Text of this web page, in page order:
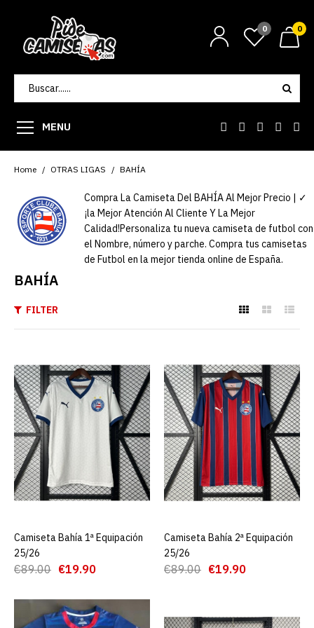
0 0
MENU
Home OTRAS LIGAS BAHÍA
Compra La Camiseta Del BAHÍA Al Mejor Precio | ✓
¡la Mejor Atención Al Cliente Y La Mejor
Calidad!Personaliza tu nueva camiseta de futbol con
el Nombre, número y parche. Compra tus camisetas
de Futbol en la mejor tienda online de España.
BAHÍA
FILTER
Equipación 25/26
€89.00 €19.90
AGREGAR AL CARRO
ADD TO COMPARE
ADD TO WISHLIST
Camiseta Bahía 2ª
Equipación 25/26
€89.00 €19.90
AGREGAR AL CARRO
Camiseta Bahía 1ª Equipación
25/26
€89.00 €19.90
AGREGAR AL CARRO
Camiseta Bahía 2ª Equipación
25/26
€89.00 €19.90